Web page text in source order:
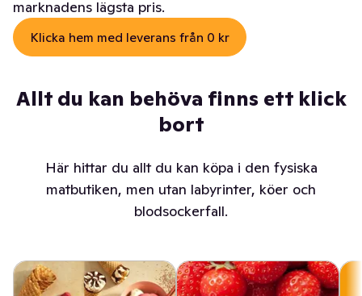
marknadens lägsta pris.
Klicka hem med leverans från 0 kr
Allt du kan behöva finns ett klick
bort
Här hittar du allt du kan köpa i den fysiska
matbutiken, men utan labyrinter, köer och
blodsockerfall.